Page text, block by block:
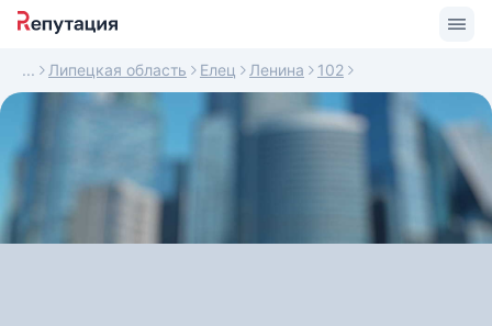
Липецкая область Елец Ленина 102